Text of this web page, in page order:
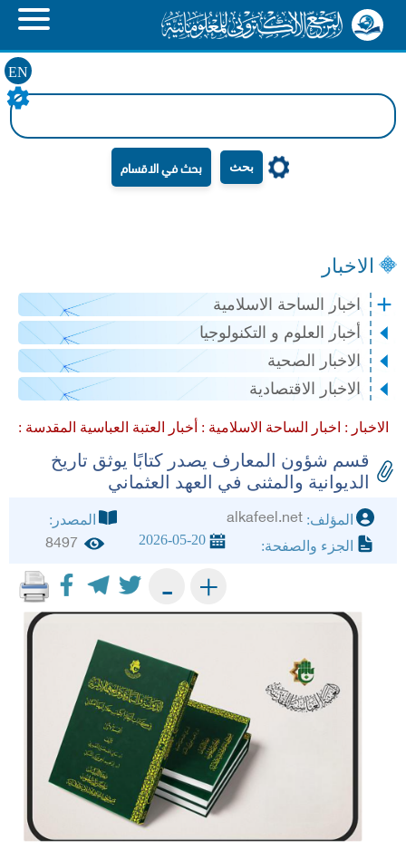
EN
بحث
الاخبار
اخبار الساحة الاسلامية
أخبار العلوم و التكنولوجيا
الاخبار الصحية
الاخبار الاقتصادية
الاخبار : اخبار الساحة الاسلامية : أخبار العتبة العباسية المقدسة :
قسم شؤون المعارف يصدر كتابًا يوثق تاريخ
الديوانية والمثنى في العهد العثماني
المؤلف: alkafeel.net
المصدر:
الجزء والصفحة:
2026-05-20
8497
+
-